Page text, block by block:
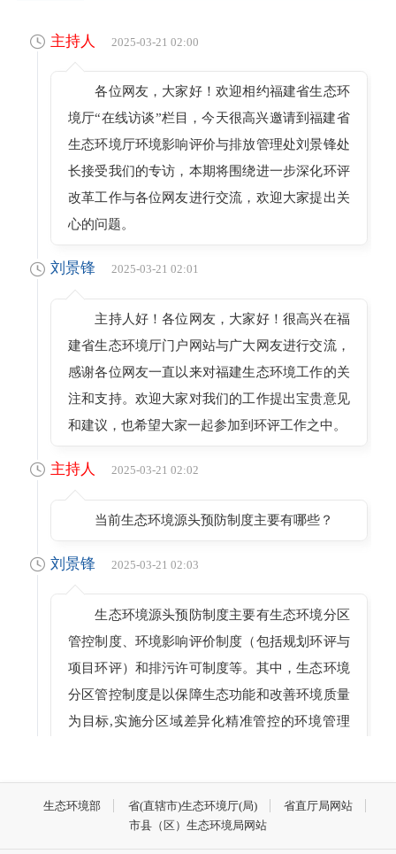
主持人 2025-03-21 02:00
各位网友，大家好！欢迎相约福建省生态环
境厅“在线访谈”栏目，今天很高兴邀请到福建省
生态环境厅环境影响评价与排放管理处刘景锋处
长接受我们的专访，本期将围绕进一步深化环评
改革工作与各位网友进行交流，欢迎大家提出关
心的问题。
刘景锋 2025-03-21 02:01
主持人好！各位网友，大家好！很高兴在福
建省生态环境厅门户网站与广大网友进行交流，
感谢各位网友一直以来对福建生态环境工作的关
注和支持。欢迎大家对我们的工作提出宝贵意见
和建议，也希望大家一起参加到环评工作之中。
主持人 2025-03-21 02:02
当前生态环境源头预防制度主要有哪些？
刘景锋 2025-03-21 02:03
生态环境源头预防制度主要有生态环境分区
管控制度、环境影响评价制度（包括规划环评与
项目环评）和排污许可制度等。其中，生态环境
分区管控制度是以保障生态功能和改善环境质量
为目标,实施分区域差异化精准管控的环境管理
实施后可能造成的环境影响进行分析、预测和评
估，并在此基础上提出预防或者减轻不良环境影
生态环境部 省(直辖市)生态环境厅(局)
省直厅局网站
市县（区）生态环境局网站